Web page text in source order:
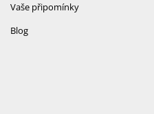
Vaše připomínky
Blog